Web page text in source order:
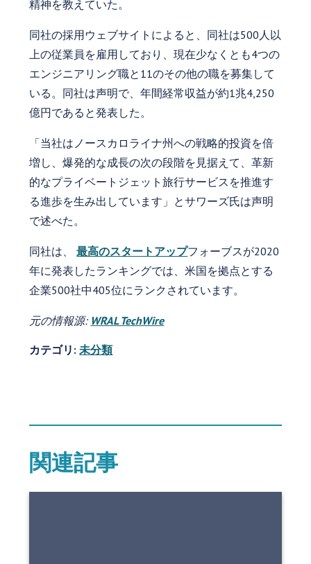
精神を教えていた。
同社の採用ウェブサイトによると、同社は500人以
上の従業員を雇用しており、現在少なくとも4つの
エンジニアリング職と11のその他の職を募集して
いる。同社は声明で、年間経常収益が約1兆4,250
億円であると発表した。
「当社はノースカロライナ州への戦略的投資を倍
増し、爆発的な成長の次の段階を見据えて、革新
的なプライベートジェット旅行サービスを推進す
る進歩を生み出しています」とサワーズ氏は声明
で述べた。
同社は、最高のスタートアップフォーブスが2020
年に発表したランキングでは、米国を拠点とする
企業500社中405位にランクされています。
元の情報源: WRAL TechWire
カテゴリ: 未分類
関連記事